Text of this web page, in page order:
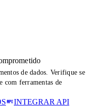
de dados. Verifique se
com ferramentas de
INTEGRAR API